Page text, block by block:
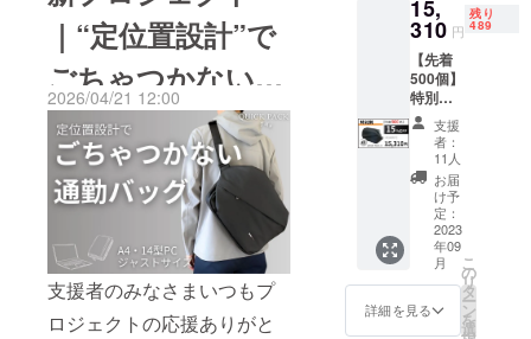
スタイルに合わせて、あな
たらしい「ちょうどいい」
をご用意”安心”と”選べる楽
しさ”がプラスされたアップ
グレードモデル‼【最大
27％OFFで公開】ぜひ
チェックしてみてくださ
い。【プロジェクトはこち
ら】↓ ↓ ↓https://camp-
fire.jp/projects/961141/
トート】プロジェクトがス
タートしました。過去のプ
ロジェクトでは累計1,400万
円を突破した人気のバッ
グ。14インチサイズでPCや
ノート、ファイル、そして
頻繁に出し入れするスマホ
も定位置設計で出し入れし
やすい構造。さらに今回、
テイストのことなる2タイプ
｜“定位置設計”で
ごちゃつかない通
勤バッグ
2026/04/21 12:00
支援者のみなさまいつもプ
ロジェクトの応援ありがと
ています。
より多くの
方々へ製品
の魅力を
知っていた
だけるよう
普及活動の
す！
15,
310 円
残り
489
【先着
500個】
特別割
※先着
500名限
定※ 特
別割
15,310
円 (税
込,送料
販売予
定価
格：
18,000
支援
者：
11人
お届
け予
定：
2023
年09
月
詳細を見る
こ
の
リ
タ
ー
ン
を
選